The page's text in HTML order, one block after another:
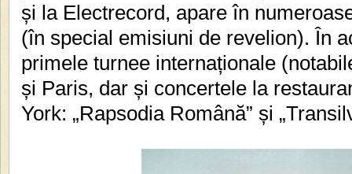
și la Electrecord, apare în
(în special emisiuni de revelion). În
primele turnee internaționale
și Paris, dar și concertele la
York: „Rapsodia Română” și